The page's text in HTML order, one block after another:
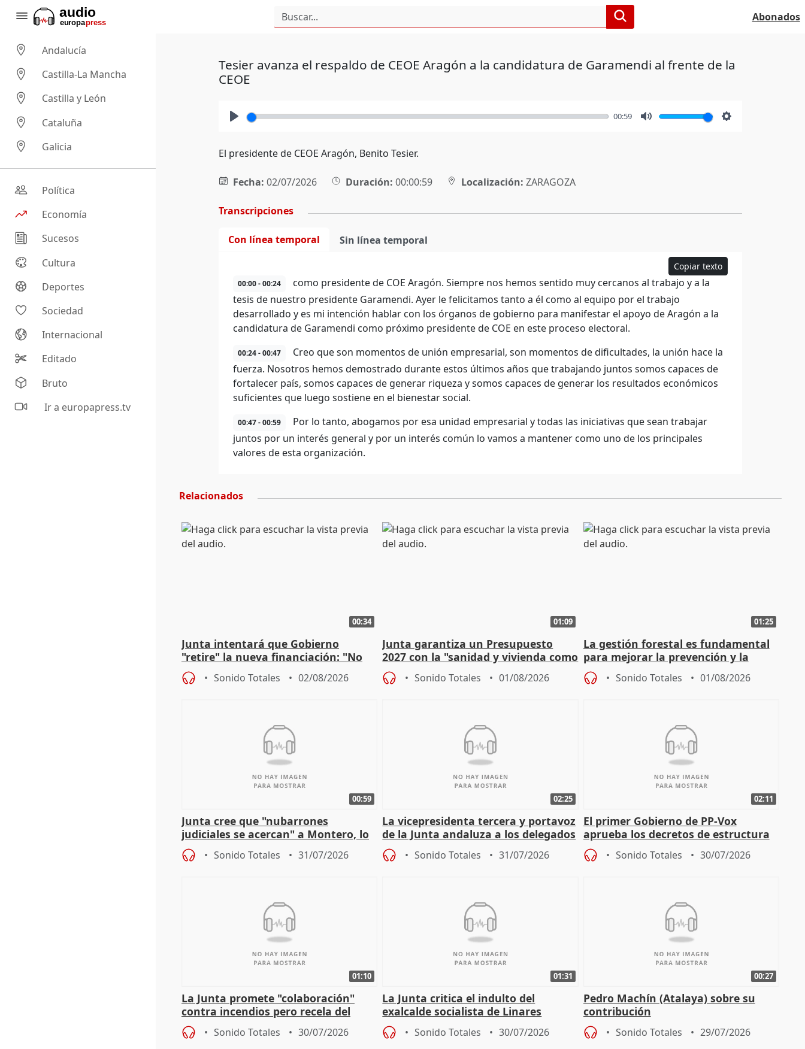
Abonados
Andalucía
Castilla-La Mancha
Castilla y León
Cataluña
Galicia
Política
Economía
Sucesos
Cultura
Deportes
Sociedad
Internacional
Editado
Bruto
Ir a europapress.tv
Tesier avanza el respaldo de CEOE Aragón a la candidatura de Garamendi al frente de la
CEOE
00:59
El presidente de CEOE Aragón, Benito Tesier.
Fecha: 02/07/2026 Duración: 00:00:59 Localización: ZARAGOZA
Transcripciones
Con línea temporal Sin línea temporal
Copiar texto
00:00 - 00:24
como presidente de COE Aragón. Siempre nos hemos sentido muy cercanos al trabajo y a la
tesis de nuestro presidente Garamendi. Ayer le felicitamos tanto a él como al equipo por el trabajo
desarrollado y es mi intención hablar con los órganos de gobierno para manifestar el apoyo de Aragón a la
candidatura de Garamendi como próximo presidente de COE en este proceso electoral.
00:24 - 00:47
Creo que son momentos de unión empresarial, son momentos de dificultades, la unión hace la
fuerza. Nosotros hemos demostrado durante estos últimos años que trabajando juntos somos capaces de
fortalecer país, somos capaces de generar riqueza y somos capaces de generar los resultados económicos
suficientes que luego sostiene en el bienestar social.
00:47 - 00:59
Por lo tanto, abogamos por esa unidad empresarial y todas las iniciativas que sean trabajar
juntos por un interés general y por un interés común lo vamos a mantener como uno de los principales
valores de esta organización.
Relacionados
00:34
Junta intentará que Gobierno
"retire" la nueva financiación: "No
puede ser saqueo a las arcas"
Sonido Totales 02/08/2026
01:09
Junta garantiza un Presupuesto
2027 con la "sanidad y vivienda como
prioridades"
Sonido Totales 01/08/2026
01:25
La gestión forestal es fundamental
para mejorar la prevención y la
actuación frente a incendios
Sonido Totales 01/08/2026
00:59
Junta cree que "nubarrones
judiciales se acercan" a Montero, lo
que la lleva a estar en el "ruido pe
Sonido Totales 31/07/2026
02:25
La vicepresidenta tercera y portavoz
de la Junta andaluza a los delegados
territoriales en Málaga
Sonido Totales 31/07/2026
02:11
El primer Gobierno de PP-Vox
aprueba los decretos de estructura
de sus consejerías
Sonido Totales 30/07/2026
01:10
La Junta promete "colaboración"
contra incendios pero recela del
pacto de Estado de Sánchez
Sonido Totales 30/07/2026
01:31
La Junta critica el indulto del
exalcalde socialista de Linares
"condenado por corrupción"
Sonido Totales 30/07/2026
00:27
Pedro Machín (Atalaya) sobre su
contribución
Sonido Totales 29/07/2026